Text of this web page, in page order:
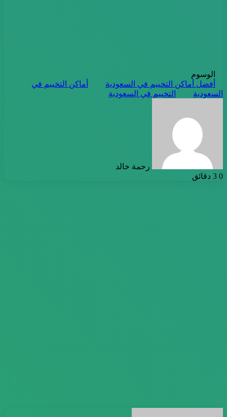
الوسوم
أفضل أماكن التخييم في السعودية
أماكن التخييم في
السعودية
التخييم في السعودية
رحمة خالد
0